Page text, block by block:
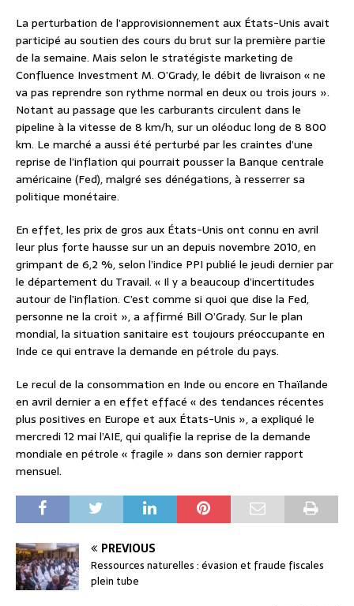
La perturbation de l’approvisionnement aux États-Unis avait
participé au soutien des cours du brut sur la première partie
de la semaine. Mais selon le stratégiste marketing de
Confluence Investment M. O’Grady, le débit de livraison « ne
va pas reprendre son rythme normal en deux ou trois jours ».
Notant au passage que les carburants circulent dans le
pipeline à la vitesse de 8 km/h, sur un oléoduc long de 8 800
km. Le marché a aussi été perturbé par les craintes d’une
reprise de l’inflation qui pourrait pousser la Banque centrale
américaine (Fed), malgré ses dénégations, à resserrer sa
politique monétaire.
En effet, les prix de gros aux États-Unis ont connu en avril
leur plus forte hausse sur un an depuis novembre 2010, en
grimpant de 6,2 %, selon l’indice PPI publié le jeudi dernier par
le département du Travail. « Il y a beaucoup d’incertitudes
autour de l’inflation. C’est comme si quoi que dise la Fed,
personne ne la croit », a affirmé Bill O’Grady. Sur le plan
mondial, la situation sanitaire est toujours préoccupante en
Inde ce qui entrave la demande en pétrole du pays.
Le recul de la consommation en Inde ou encore en Thaïlande
en avril dernier a en effet effacé « des tendances récentes
plus positives en Europe et aux États-Unis », a expliqué le
mercredi 12 mai l’AIE, qui qualifie la reprise de la demande
mondiale en pétrole « fragile » dans son dernier rapport
mensuel.
PREVIOUS
Ressources naturelles : évasion et fraude fiscales
plein tube